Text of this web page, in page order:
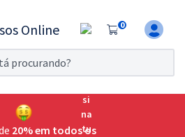
0
grátis por 7 dias!
para o Exame da
20% em todos os